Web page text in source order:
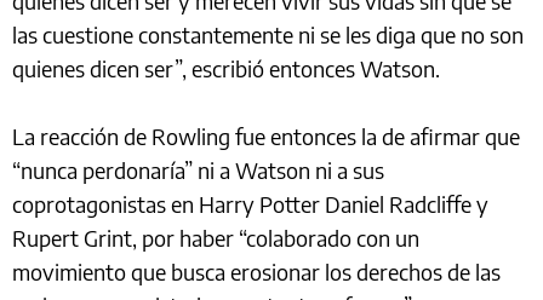
las cuestione constantemente ni se les diga que no son
quienes dicen ser”, escribió entonces Watson.
La reacción de Rowling fue entonces la de afirmar que
“nunca perdonaría” ni a Watson ni a sus
coprotagonistas en Harry Potter Daniel Radcliffe y
Rupert Grint, por haber “colaborado con un
movimiento que busca erosionar los derechos de las